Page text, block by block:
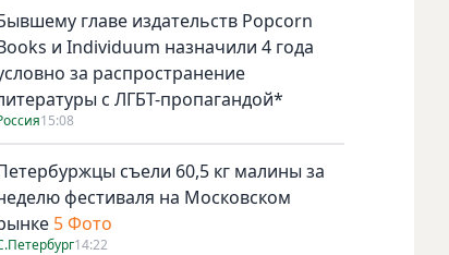
главе издательств Popcorn
и Individuum назначили 4 года
за распространение
с ЛГБТ-пропагандой*
15:08
съели 60,5 кг малины за
фестиваля на Московском
5 Фото
14:22